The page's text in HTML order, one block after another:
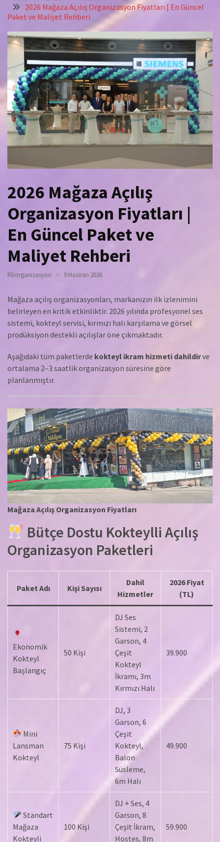
2026 Mağaza Açılış Organizasyon Fiyatları | En Güncel
Paket ve Maliyet Rehberi
2026 Mağaza Açılış
Organizasyon Fiyatları |
En Güncel Paket ve
Maliyet Rehberi
Rborganizasyon 9 Haziran 2026
Mağaza açılış organizasyonları, markanızın ilk izlenimini
belirleyen en kritik etkinliktir. 2026 yılında profesyonel ses
sistemi, kokteyl servisi, kırmızı halı karşılama ve görsel
prodüksiyon destekli açılışlar öne çıkmaktadır.
Aşağıdaki tüm paketlerde kokteyl ikram hizmeti dahildirve
ortalama 2–3 saatlik organizasyon süresine göre
planlanmıştır.
Mağaza Açılış Organizasyon Fiyatları
Bütçe Dostu Kokteylli Açılış
Organizasyon Paketleri
Paket Adı Kişi Sayısı
Dahil
Hizmetler
2026 Fiyat
(TL)
Ekonomik
Kokteyl
Başlangıç
50 Kişi
DJ Ses
Sistemi, 2
Garson, 4
Çeşit
Kokteyl
İkramı, 3m
Kırmızı Halı
39.900
Mini
Lansman
Kokteyl
75 Kişi
DJ, 3
Garson, 6
Çeşit
Kokteyl,
Balon
Süsleme,
6m Halı
49.900
Standart
Mağaza
Kokteyli
100 Kişi
DJ + Ses, 4
Garson, 8
Çeşit İkram,
Hostes, 8m
59.900